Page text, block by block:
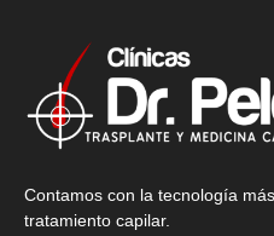
Contamos con la tecnología
tratamiento capilar.